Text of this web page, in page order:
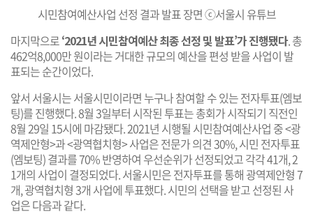
시민참여예산사업 선정 결과 발표 장면 ⓒ서울시 유튜브
마지막으로‘2021년 시민참여예산 최종 선정 및 발표’가 진행됐다. 총
462억8,000만 원이라는 거대한 규모의 예산을 편성 받을 사업이 발
표되는 순간이었다.
앞서 서울시는 서울시민이라면 누구나 참여할 수 있는 전자투표(엠보
팅)를 진행했다. 8월 3일부터 시작된 투표는 총회가 시작되기 직전인
8월 29일 15시에 마감됐다. 2021년 시행될 시민참여예산사업 중 <광
역제안형>과 <광역협치형> 사업은 전문가 의견 30%, 시민 전자투표
(엠보팅) 결과를 70% 반영하여 우선순위가 선정되었고 각각 41개, 2
1개의 사업이 결정되었다. 서울시민은 전자투표를 통해 광역제안형 7
개, 광역협치형 3개 사업에 투표했다. 시민의 선택을 받고 선정된 사
업은 다음과 같다.